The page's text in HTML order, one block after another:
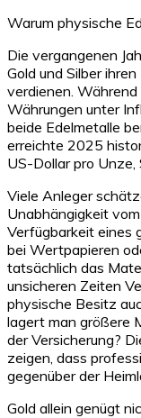
Warum physische
Die vergangenen
Gold und Silber
verdienen.
Währungen unter
beide Edelmetalle
erreichte 2025
US-Dollar pro Unze,
Viele Anleger
Unabhängigkeit
Verfügbarkeit eines
bei Wertpapieren
tatsächlich das
unsicheren Zeiten
physische Besitz
lagert man größere
der Versicherung?
zeigen, dass
gegenüber der
Gold allein genügt